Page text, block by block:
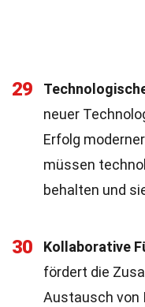
29
neuer
Erfolg
müssen
behalten und
30 Kollaborative
fördert die
Austausch von